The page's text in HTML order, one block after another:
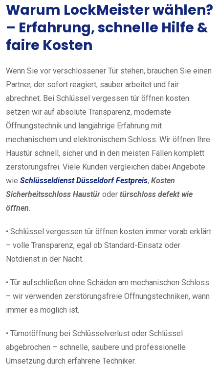
Warum LockMeister wählen?
– Erfahrung, schnelle Hilfe &
faire Kosten
Wenn Sie vor verschlossener Tür stehen, brauchen Sie einen
Partner, der sofort reagiert, sauber arbeitet und fair
abrechnet. Bei Schlüssel vergessen tür öffnen kosten
setzen wir auf absolute Transparenz, modernste
Öffnungstechnik und langjährige Erfahrung mit
mechanischem und elektronischem Schloss. Wir öffnen Ihre
Haustür schnell, sicher und in den meisten Fällen komplett
zerstörungsfrei. Viele Kunden vergleichen dabei Angebote
wie Schlüsseldienst Düsseldorf Festpreis, Kosten
Sicherheitsschloss Haustür oder türschloss defekt wie
öffnen.
• Schlüssel vergessen tür öffnen kosten immer vorab erklärt
– volle Transparenz, egal ob Standard-Einsatz oder
Notdienst in der Nacht.
• Tür aufschließen ohne Schäden am mechanischen Schloss
– wir verwenden zerstörungsfreie Öffnungstechniken, wann
immer es möglich ist.
• Türnotöffnung bei Schlüsselverlust oder Schlüssel
abgebrochen – schnelle, saubere und professionelle
Umsetzung durch erfahrene Techniker.